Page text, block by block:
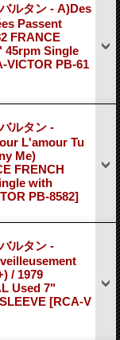
ルタン - A)Des
Passent
FRANCE
45rpm Single
VICTOR PB-61
ルタン -
L'amour Tu
Me)
FRENCH
with
PB-8582]
ルタン -
/ 1979
Used 7"
[RCA-V